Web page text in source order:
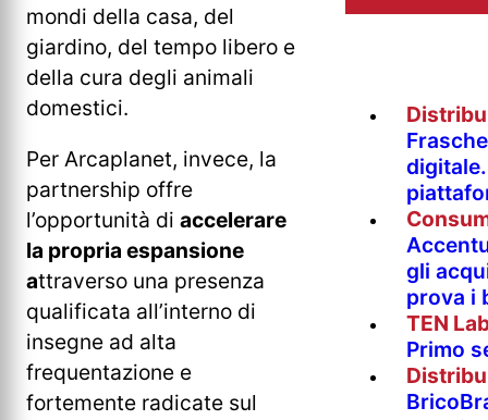
mondi della casa, del
giardino, del tempo libero e
della cura degli animali
domestici.
Per Arcaplanet, invece, la
partnership offre
l’opportunità di accelerare
la propria espansione
attraverso una presenza
qualificata all’interno di
insegne ad alta
frequentazione e
fortemente radicate sul
gli
prova i
TEN
Primo